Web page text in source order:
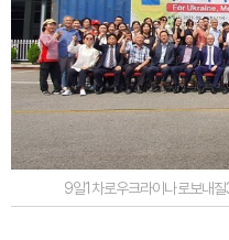
9일1차로우크라이나로보내